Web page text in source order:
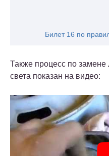
Билет 16 по
Также процесс по
света показан на видео: